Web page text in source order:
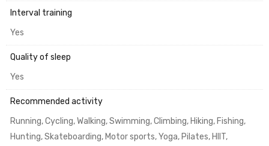
Interval training
Yes
Quality of sleep
Yes
Recommended activity
Running, Cycling, Walking, Swimming, Climbing, Hiking, Fishing,
Hunting, Skateboarding, Motor sports, Yoga, Pilates, HIIT,